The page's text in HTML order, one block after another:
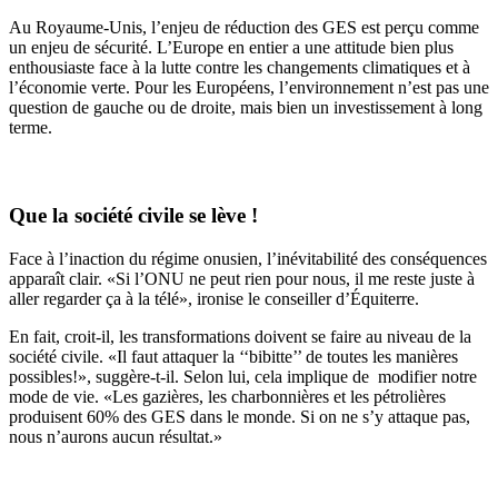
Au Royaume-Unis, l’enjeu de réduction des GES est perçu comme
un enjeu de sécurité. L’Europe en entier a une attitude bien plus
enthousiaste face à la lutte contre les changements climatiques et à
l’économie verte. Pour les Européens, l’environnement n’est pas une
question de gauche ou de droite, mais bien un investissement à long
terme.
Que la société civile se lève !
Face à l’inaction du régime onusien, l’inévitabilité des conséquences
apparaît clair. «Si l’ONU ne peut rien pour nous, il me reste juste à
aller regarder ça à la télé», ironise le conseiller d’Équiterre.
En fait, croit-il, les transformations doivent se faire au niveau de la
société civile. «Il faut attaquer la ‘‘bibitte’’ de toutes les manières
possibles!», suggère-t-il. Selon lui, cela implique de modifier notre
mode de vie. «Les gazières, les charbonnières et les pétrolières
produisent 60% des GES dans le monde. Si on ne s’y attaque pas,
nous n’aurons aucun résultat.»